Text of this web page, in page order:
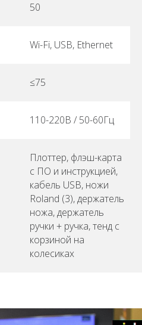
50
Wi-Fi, USB, Ethernet
≤75
110-220В / 50-60Гц
Плоттер, флэш-карта
с ПО и инструкцией,
кабель USB, ножи
Roland (3), держатель
ножа, держатель
ручки + ручка, тенд с
корзиной на
колесиках